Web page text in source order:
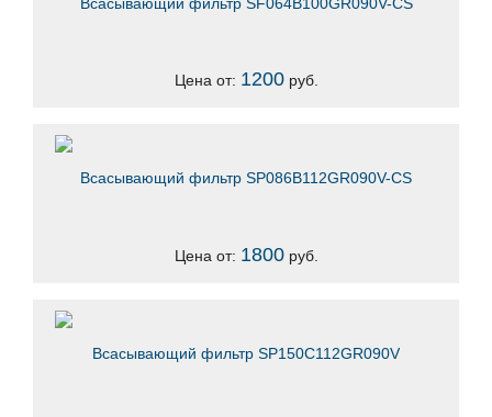
Цена от: 1200руб.
Всасывающий фильтр SP086B112GR090V-CS
Цена от: 1800руб.
Всасывающий фильтр SP150C112GR090V